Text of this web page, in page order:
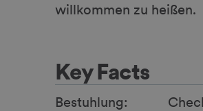
willkommen zu heißen.
Key Facts
Bestuhlung: